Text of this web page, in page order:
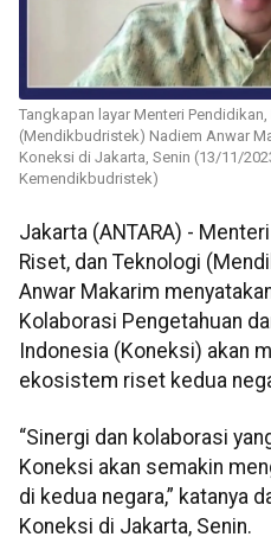
Tangkapan layar Menteri
(Mendikbudristek) Nadiem Anwar
Koneksi di Jakarta, Senin (13/11/
Kemendikbudristek)
Jakarta (ANTARA) -
Riset, dan Teknologi
Anwar Makarim
Kolaborasi Pengetahuan
Indonesia (Koneksi) akan
ekosistem riset kedua
“Sinergi dan kolaborasi
Koneksi akan semakin
di kedua negara,” katanya
Koneksi di Jakarta, Senin.